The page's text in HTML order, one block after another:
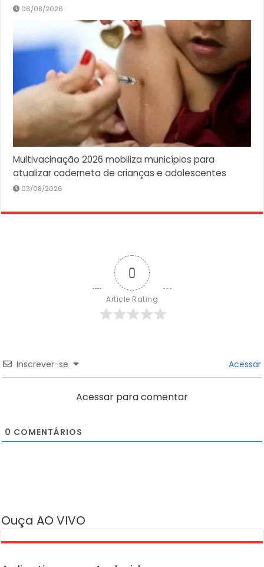
06/08/2026
Multivacinação 2026 mobiliza municípios para
atualizar caderneta de crianças e adolescentes
03/08/2026
0
Article Rating
Inscrever-se Acessar
Acessar para comentar
0 COMENTÁRIOS
Ouça AO VIVO